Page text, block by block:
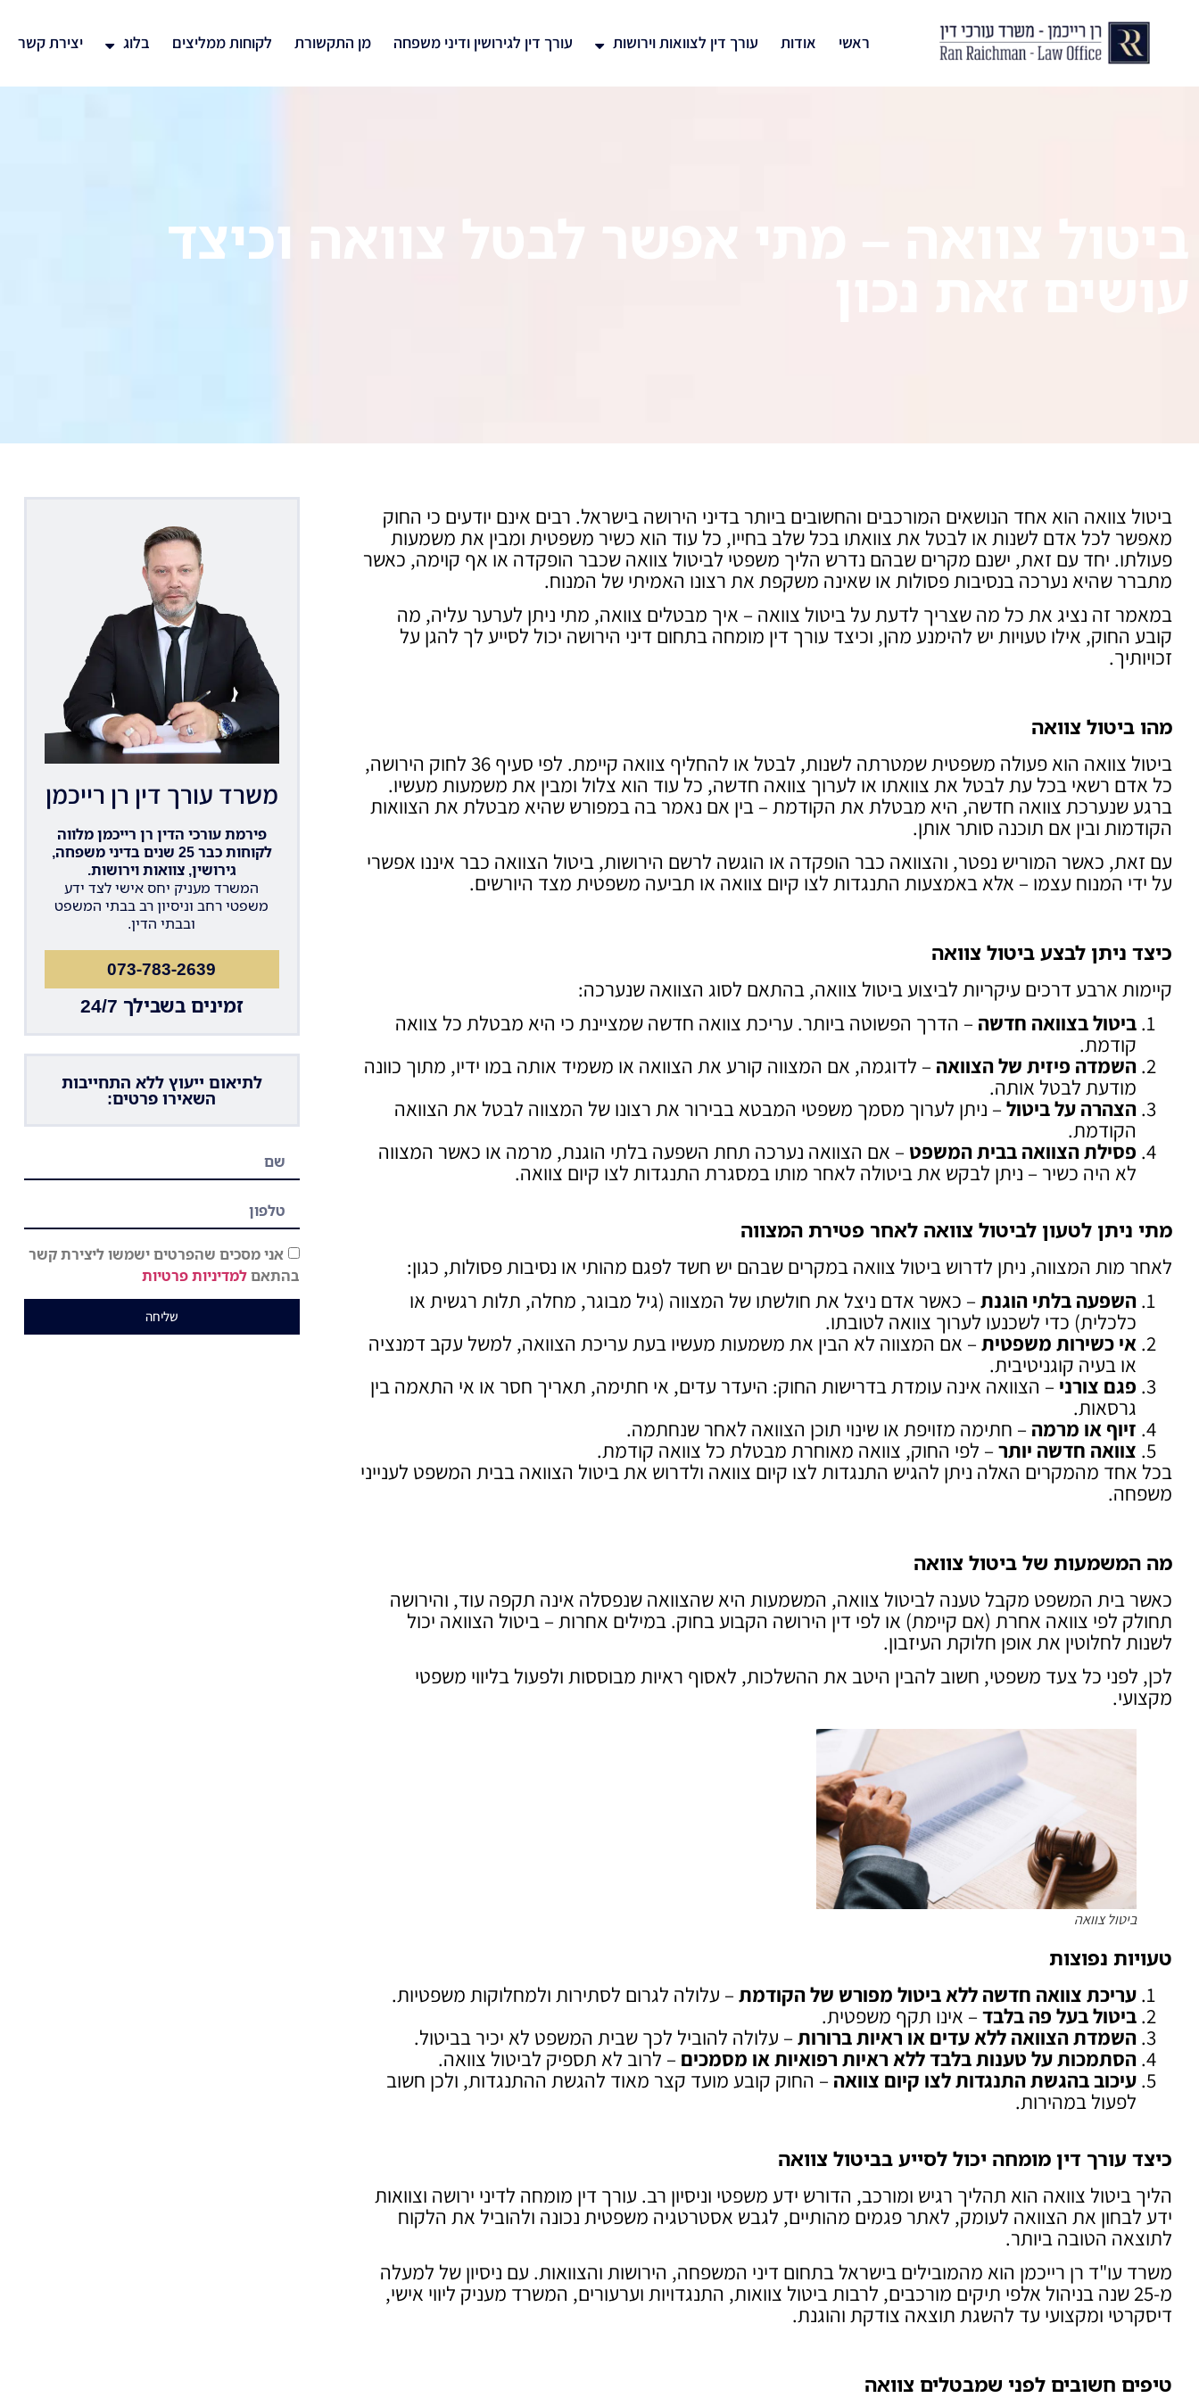
ראשי אודות עורך דין לצוואות וירושות עורך דין לגירושין ודיני משפחה מן התקשורת לקוחות ממליצים בלוג יצירת קשר
ביטול צוואה – מתי אפשר לבטל צוואה וכיצד
ביטול צוואה הוא אחד הנושאים המורכבים והחשובים ביותר בדיני הירושה בישראל. רבים אינם יודעים כי החוק
מאפשר לכל אדם לשנות או לבטל את צוואתו בכל שלב בחייו, כל עוד הוא כשיר משפטית ומבין את משמעות
פעולתו. יחד עם זאת, ישנם מקרים שבהם נדרש הליך משפטי לביטול צוואה שכבר הופקדה או אף קוימה, כאשר
מתברר שהיא נערכה בנסיבות פסולות או שאינה משקפת את רצונו האמיתי של המנוח.
במאמר זה נציג את כל מה שצריך לדעת על ביטול צוואה – איך מבטלים צוואה, מתי ניתן לערער עליה, מה
קובע החוק, אילו טעויות יש להימנע מהן, וכיצד עורך דין מומחה בתחום דיני הירושה יכול לסייע לך להגן על
זכויותיך.
מהו ביטול צוואה
ביטול צוואה הוא פעולה משפטית שמטרתה לשנות, לבטל או להחליף צוואה קיימת. לפי סעיף 36 לחוק הירושה,
כל אדם רשאי בכל עת לבטל את צוואתו או לערוך צוואה חדשה, כל עוד הוא צלול ומבין את משמעות מעשיו.
ברגע שנערכת צוואה חדשה, היא מבטלת את הקודמת – בין אם נאמר בה במפורש שהיא מבטלת את הצוואות
הקודמות ובין אם תוכנה סותר אותן.
עם זאת, כאשר המוריש נפטר, והצוואה כבר הופקדה או הוגשה לרשם הירושות, ביטול הצוואה כבר איננו אפשרי
על ידי המנוח עצמו – אלא באמצעות התנגדות לצו קיום צוואה או תביעה משפטית מצד היורשים.
כיצד ניתן לבצע ביטול צוואה
קיימות ארבע דרכים עיקריות לביצוע ביטול צוואה, בהתאם לסוג הצוואה שנערכה:
ביטול בצוואה חדשה – הדרך הפשוטה ביותר. עריכת צוואה חדשה שמציינת כי היא מבטלת כל צוואה
קודמת.
השמדה פיזית של הצוואה – לדוגמה, אם המצווה קורע את הצוואה או משמיד אותה במו ידיו, מתוך כוונה
מודעת לבטל אותה.
הצהרה על ביטול – ניתן לערוך מסמך משפטי המבטא בבירור את רצונו של המצווה לבטל את הצוואה
הקודמת.
פסילת הצוואה בבית המשפט – אם הצוואה נערכה תחת השפעה בלתי הוגנת, מרמה או כאשר המצווה
לא היה כשיר – ניתן לבקש את ביטולה לאחר מותו במסגרת התנגדות לצו קיום צוואה.
מתי ניתן לטעון לביטול צוואה לאחר פטירת המצווה
לאחר מות המצווה, ניתן לדרוש ביטול צוואה במקרים שבהם יש חשד לפגם מהותי או נסיבות פסולות, כגון:
השפעה בלתי הוגנת – כאשר אדם ניצל את חולשתו של המצווה (גיל מבוגר, מחלה, תלות רגשית או
כלכלית) כדי לשכנעו לערוך צוואה לטובתו.
אי כשירות משפטית – אם המצווה לא הבין את משמעות מעשיו בעת עריכת הצוואה, למשל עקב דמנציה
או בעיה קוגניטיבית.
פגם צורני – הצוואה אינה עומדת בדרישות החוק: היעדר עדים, אי חתימה, תאריך חסר או אי התאמה בין
גרסאות.
זיוף או מרמה – חתימה מזויפת או שינוי תוכן הצוואה לאחר שנחתמה.
צוואה חדשה יותר – לפי החוק, צוואה מאוחרת מבטלת כל צוואה קודמת.
בכל אחד מהמקרים האלה ניתן להגיש התנגדות לצו קיום צוואה ולדרוש את ביטול הצוואה בבית המשפט לענייני
משפחה.
מה המשמעות של ביטול צוואה
כאשר בית המשפט מקבל טענה לביטול צוואה, המשמעות היא שהצוואה שנפסלה אינה תקפה עוד, והירושה
תחולק לפי צוואה אחרת (אם קיימת) או לפי דין הירושה הקבוע בחוק. במילים אחרות – ביטול הצוואה יכול
לשנות לחלוטין את אופן חלוקת העיזבון.
לכן, לפני כל צעד משפטי, חשוב להבין היטב את ההשלכות, לאסוף ראיות מבוססות ולפעול בליווי משפטי
מקצועי.
ביטול צוואה
טעויות נפוצות
עריכת צוואה חדשה ללא ביטול מפורש של הקודמת – עלולה לגרום לסתירות ולמחלוקות משפטיות.
ביטול בעל פה בלבד – אינו תקף משפטית.
השמדת הצוואה ללא עדים או ראיות ברורות – עלולה להוביל לכך שבית המשפט לא יכיר בביטול.
הסתמכות על טענות בלבד ללא ראיות רפואיות או מסמכים – לרוב לא תספיק לביטול צוואה.
עיכוב בהגשת התנגדות לצו קיום צוואה – החוק קובע מועד קצר מאוד להגשת ההתנגדות, ולכן חשוב
לפעול במהירות.
כיצד עורך דין מומחה יכול לסייע בביטול צוואה
הליך ביטול צוואה הוא תהליך רגיש ומורכב, הדורש ידע משפטי וניסיון רב. עורך דין מומחה לדיני ירושה וצוואות
ידע לבחון את הצוואה לעומק, לאתר פגמים מהותיים, לגבש אסטרטגיה משפטית נכונה ולהוביל את הלקוח
לתוצאה הטובה ביותר.
משרד עו"ד רן רייכמן הוא מהמובילים בישראל בתחום דיני המשפחה, הירושות והצוואות. עם ניסיון של למעלה
מ-25 שנה בניהול אלפי תיקים מורכבים, לרבות ביטול צוואות, התנגדויות וערעורים, המשרד מעניק ליווי אישי,
דיסקרטי ומקצועי עד להשגת תוצאה צודקת והוגנת.
טיפים חשובים לפני שמבטלים צוואה
משרד עורך דין רן רייכמן
פירמת עורכי הדין רן רייכמן מלווה
לקוחות כבר 25 שנים בדיני משפחה,
גירושין, צוואות וירושות.
המשרד מעניק יחס אישי לצד ידע
משפטי רחב וניסיון רב בבתי המשפט
ובבתי הדין.
073-783-2639
זמינים בשבילך 24/7
לתיאום ייעוץ ללא התחייבות
השאירו פרטים:
אני מסכים שהפרטים ישמשו ליצירת קשר
בהתאםלמדיניות פרטיות
שליחה